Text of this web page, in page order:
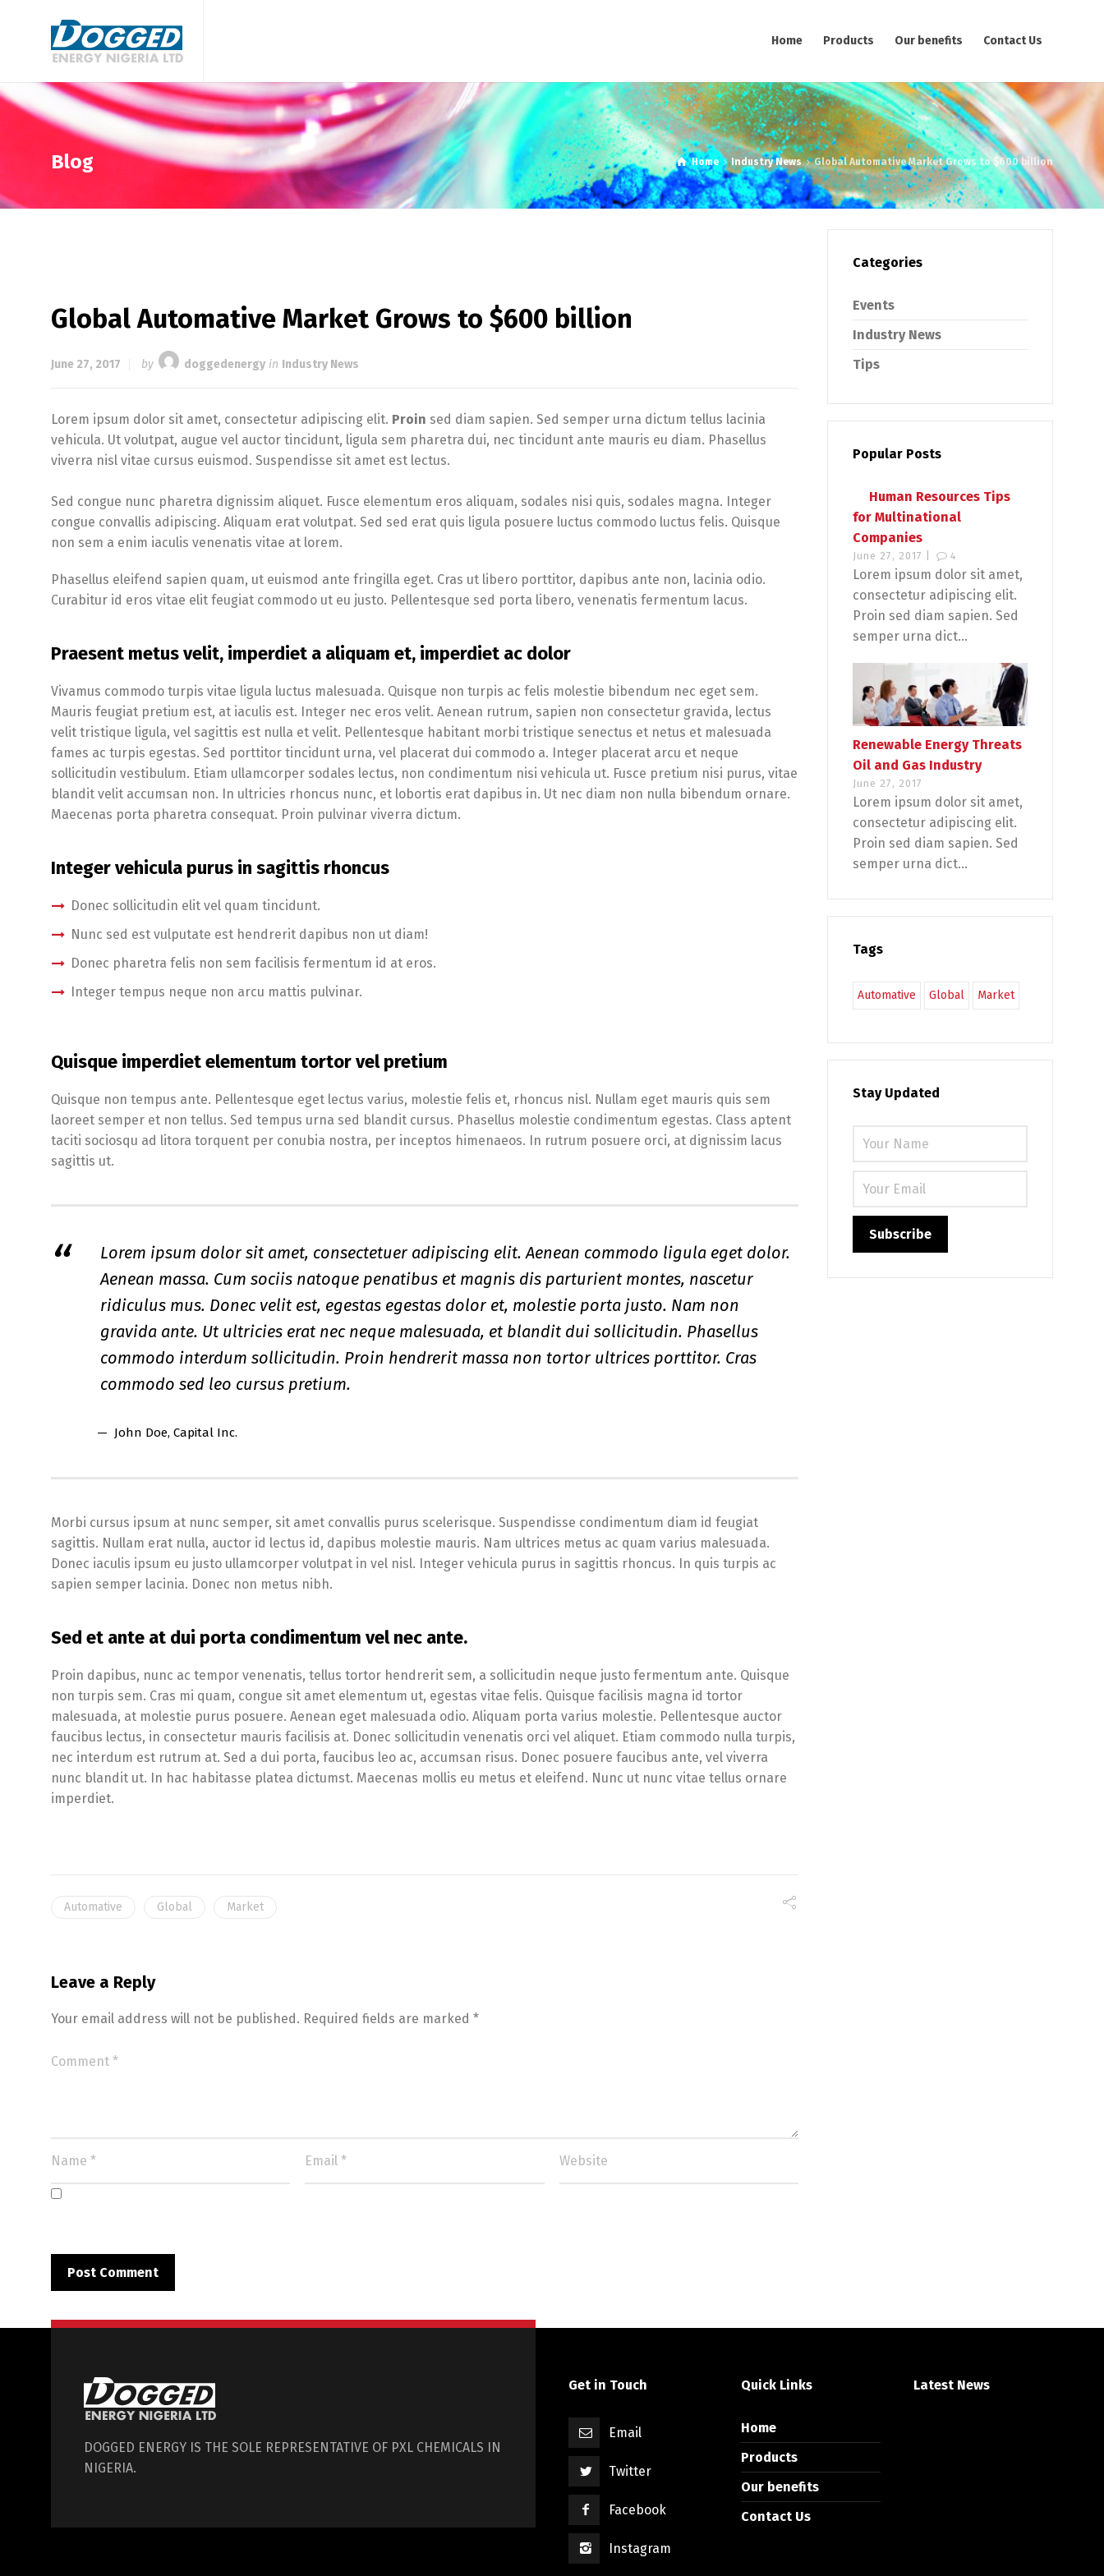
Home Products Our benefits Contact Us
Blog Home Industry News Global Automative Market Grows to $600 billion
Global Automative Market Grows to $600 billion
June 27, 2017 by doggedenergy in Industry News
Lorem ipsum dolor sit amet, consectetur adipiscing elit. Proin sed diam sapien. Sed semper urna dictum tellus lacinia
vehicula. Ut volutpat, augue vel auctor tincidunt, ligula sem pharetra dui, nec tincidunt ante mauris eu diam. Phasellus
viverra nisl vitae cursus euismod. Suspendisse sit amet est lectus.
Sed congue nunc pharetra dignissim aliquet. Fusce elementum eros aliquam, sodales nisi quis, sodales magna. Integer
congue convallis adipiscing. Aliquam erat volutpat. Sed sed erat quis ligula posuere luctus commodo luctus felis. Quisque
non sem a enim iaculis venenatis vitae at lorem.
Phasellus eleifend sapien quam, ut euismod ante fringilla eget. Cras ut libero porttitor, dapibus ante non, lacinia odio.
Curabitur id eros vitae elit feugiat commodo ut eu justo. Pellentesque sed porta libero, venenatis fermentum lacus.
Praesent metus velit, imperdiet a aliquam et, imperdiet ac dolor
Vivamus commodo turpis vitae ligula luctus malesuada. Quisque non turpis ac felis molestie bibendum nec eget sem.
Mauris feugiat pretium est, at iaculis est. Integer nec eros velit. Aenean rutrum, sapien non consectetur gravida, lectus
velit tristique ligula, vel sagittis est nulla et velit. Pellentesque habitant morbi tristique senectus et netus et malesuada
fames ac turpis egestas. Sed porttitor tincidunt urna, vel placerat dui commodo a. Integer placerat arcu et neque
sollicitudin vestibulum. Etiam ullamcorper sodales lectus, non condimentum nisi vehicula ut. Fusce pretium nisi purus, vitae
blandit velit accumsan non. In ultricies rhoncus nunc, et lobortis erat dapibus in. Ut nec diam non nulla bibendum ornare.
Maecenas porta pharetra consequat. Proin pulvinar viverra dictum.
Integer vehicula purus in sagittis rhoncus
Donec sollicitudin elit vel quam tincidunt.
Nunc sed est vulputate est hendrerit dapibus non ut diam!
Donec pharetra felis non sem facilisis fermentum id at eros.
Integer tempus neque non arcu mattis pulvinar.
Quisque imperdiet elementum tortor vel pretium
Quisque non tempus ante. Pellentesque eget lectus varius, molestie felis et, rhoncus nisl. Nullam eget mauris quis sem
laoreet semper et non tellus. Sed tempus urna sed blandit cursus. Phasellus molestie condimentum egestas. Class aptent
taciti sociosqu ad litora torquent per conubia nostra, per inceptos himenaeos. In rutrum posuere orci, at dignissim lacus
sagittis ut.
Lorem ipsum dolor sit amet, consectetuer adipiscing elit. Aenean commodo ligula eget dolor.
Aenean massa. Cum sociis natoque penatibus et magnis dis parturient montes, nascetur
ridiculus mus. Donec velit est, egestas egestas dolor et, molestie porta justo. Nam non
gravida ante. Ut ultricies erat nec neque malesuada, et blandit dui sollicitudin. Phasellus
commodo interdum sollicitudin. Proin hendrerit massa non tortor ultrices porttitor. Cras
commodo sed leo cursus pretium.
John Doe, Capital Inc.
Morbi cursus ipsum at nunc semper, sit amet convallis purus scelerisque. Suspendisse condimentum diam id feugiat
sagittis. Nullam erat nulla, auctor id lectus id, dapibus molestie mauris. Nam ultrices metus ac quam varius malesuada.
Donec iaculis ipsum eu justo ullamcorper volutpat in vel nisl. Integer vehicula purus in sagittis rhoncus. In quis turpis ac
sapien semper lacinia. Donec non metus nibh.
Sed et ante at dui porta condimentum vel nec ante.
Proin dapibus, nunc ac tempor venenatis, tellus tortor hendrerit sem, a sollicitudin neque justo fermentum ante. Quisque
non turpis sem. Cras mi quam, congue sit amet elementum ut, egestas vitae felis. Quisque facilisis magna id tortor
malesuada, at molestie purus posuere. Aenean eget malesuada odio. Aliquam porta varius molestie. Pellentesque auctor
faucibus lectus, in consectetur mauris facilisis at. Donec sollicitudin venenatis orci vel aliquet. Etiam commodo nulla turpis,
nec interdum est rutrum at. Sed a dui porta, faucibus leo ac, accumsan risus. Donec posuere faucibus ante, vel viverra
nunc blandit ut. In hac habitasse platea dictumst. Maecenas mollis eu metus et eleifend. Nunc ut nunc vitae tellus ornare
imperdiet.
Automative Global Market
Leave a Reply
Your email address will not be published. Required fields are marked *
Categories
Events
Industry News
Tips
Popular Posts
Human Resources Tips
for Multinational
Companies
June 27, 2017 | 4
Lorem ipsum dolor sit amet,
consectetur adipiscing elit.
Proin sed diam sapien. Sed
semper urna dict...
Renewable Energy Threats
Oil and Gas Industry
June 27, 2017
Lorem ipsum dolor sit amet,
consectetur adipiscing elit.
Proin sed diam sapien. Sed
semper urna dict...
Tags
Automative Global Market
Stay Updated
DOGGED ENERGY IS THE SOLE REPRESENTATIVE OF PXL CHEMICALS IN
NIGERIA.
Get in Touch
Email
Twitter
Facebook
Instagram
Quick Links
Home
Products
Our benefits
Contact Us
Latest News